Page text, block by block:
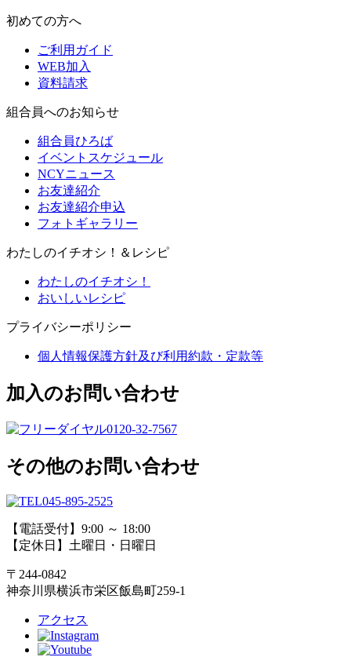
初めての方へ
ご利用ガイド
WEB加入
資料請求
組合員へのお知らせ
組合員ひろば
イベントスケジュール
NCYニュース
お友達紹介
お友達紹介申込
フォトギャラリー
わたしのイチオシ！＆レシピ
わたしのイチオシ！
おいしいレシピ
プライバシーポリシー
個人情報保護方針及び利用約款・定款等
加入のお問い合わせ
0120-32-7567
その他のお問い合わせ
045-895-2525
【電話受付】9:00 ～ 18:00
【定休日】土曜日・日曜日
〒244-0842
神奈川県横浜市栄区飯島町259-1
アクセス